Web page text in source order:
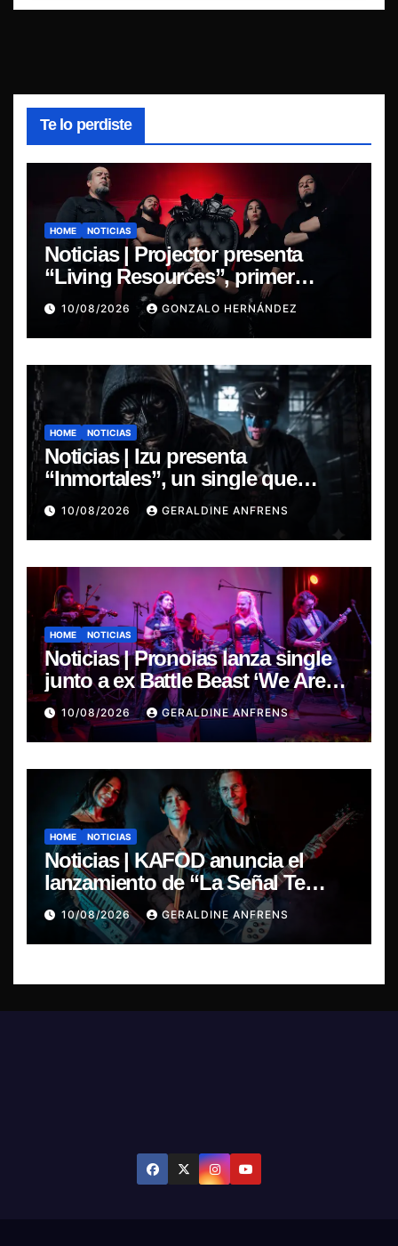
Te lo perdiste
HOME NOTICIAS
Noticias | Projector presenta
“Living Resources”, primer
adelanto de su nuevo álbum
Before the Last Light
10/08/2026 GONZALO HERNÁNDEZ
HOME NOTICIAS
Noticias | Izu presenta
“Inmortales”, un single que
marca su esperado regreso.
10/08/2026 GERALDINE ANFRENS
HOME NOTICIAS
Noticias | Pronoias lanza single
junto a ex Battle Beast ‘We Are
The Same’ une el metal de Chile y
Finlandia.
10/08/2026 GERALDINE ANFRENS
HOME NOTICIAS
Noticias | KAFOD anuncia el
lanzamiento de “La Señal Te
Encontró”, el primer adelanto de
su nuevo álbum conceptual.
10/08/2026 GERALDINE ANFRENS